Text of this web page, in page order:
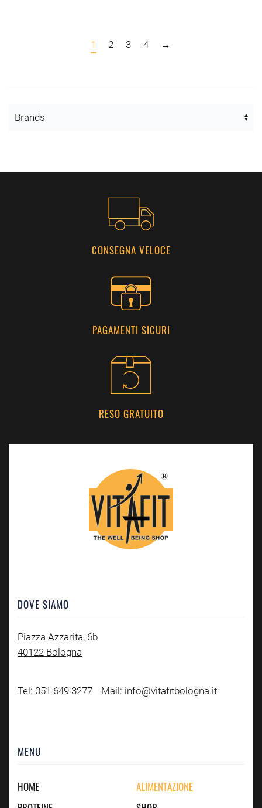
1 2 3 4 →
CONSEGNA VELOCE
PAGAMENTI SICURI
RESO GRATUITO
DOVE SIAMO
Piazza Azzarita, 6b
40122 Bologna
Tel: 051 649 3277 Mail: info@vitafitbologna.it
MENU
HOME
ALIMENTAZIONE